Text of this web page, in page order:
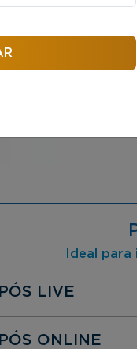
Ideal
PÓS LIVE
PÓS ONLINE